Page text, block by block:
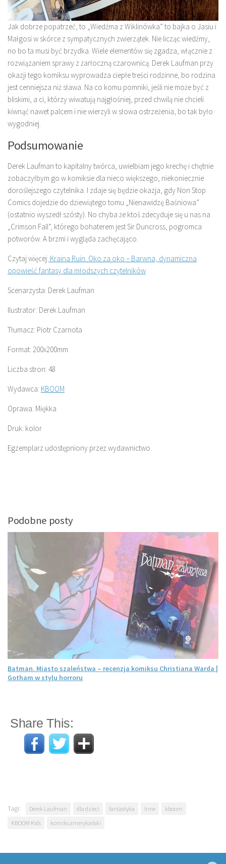
Jak dobrze popatrzeć, to „Wiedźma z Wiklinówka” to bajka o Jasiu i
Małgosi w skórce z sympatycznych zwierzątek. Nie licząc wiedźmy,
no bo ta musi być brzydka. Wiele elementów się zgadza, włącznie z
rozwiązaniem sprawy z żarłoczną czarownicą. Derek Laufman przy
okazji tego komiksu wyprowadza ciepłe treści rodzinne, bo rodzina
jest cenniejsza niż sława. Na co komu pomniki, jeśli nie może być z
bliskimi, a ci, którzy wiwatują najgłośniej, przed chwilą nie chcieli
kiwnąć nawet palcem i nie wierzyli w słowa ostrzeżenia, bo tak było
wygodniej.
Podsumowanie
Derek Laufman to kapitalny twórca, uwielbiam jego krechę i chętnie
zobaczyłbym go w komiksie dla nieco większego, niekoniecznie
doroślejszego czytelnika. I zdaje się będzie okazja, gdy Non Stop
Comics dojedzie do dziewiątego tomu „Nienawidzę Baśniowa”
(ostatnio wyszedł szósty). No chyba że ktoś zdecyduje się u nas na
„Crimson Fall”, którego bohaterem jest Sir Duncross, pogromca
potworów. A brzmi i wygląda zachęcająco.
Czytaj więcej: Kraina Ruin. Oko za oko – Barwna, dynamiczna
opowieść fantasy dla młodszych czytelników
Scenarzysta: Derek Laufman
Ilustrator: Derek Laufman
Tłumacz: Piotr Czarnota
Format: 200x200mm
Liczba stron: 48
Wydawca: KBOOM
Oprawa: Miękka
Druk: kolor
Egzemplarz udostępniony przez wydawnictwo.
Podobne posty
Batman. Miasto szaleństwa – recenzja komiksu Christiana Warda |
Gotham w stylu horroru
Share This:
Tagi: Derek Laufman dla dzieci fantastyka Inne
kboom
KBOOM Kids
komiks amerykański